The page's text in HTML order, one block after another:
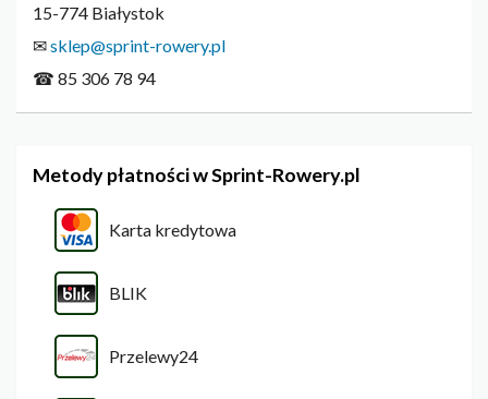
15-774 Białystok
✉sklep@sprint-rowery.pl
☎ 85 306 78 94
Metody płatności w Sprint-Rowery.pl
Karta kredytowa
BLIK
Przelewy24